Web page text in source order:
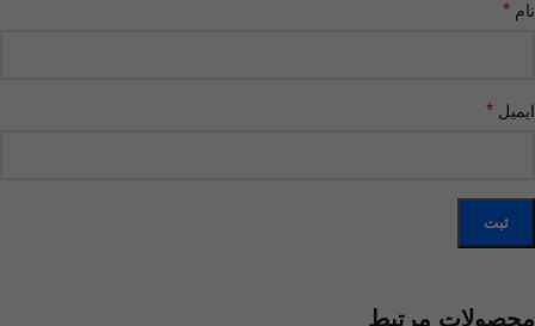
نام *
ایمیل *
محصولات مرتبط